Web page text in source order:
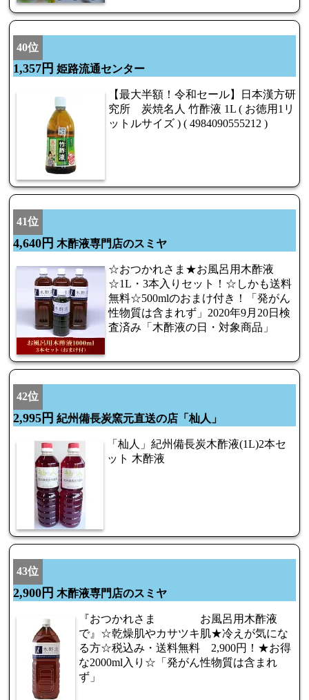
40位
1,357円 姫路流通センター
【最大半額！令和セール】日本漢方研
究所 炭焼名人 竹酢液 1L ( お徳用1リ
ットルサイズ ) ( 4984090555212 )
41位
4,640円 木酢液専門店のスミヤ
☆おつかれさま★お風呂用木酢液
☆1L・3本入りセット！☆しかも送料
無料☆500mlのおまけ付き！「発がん
性物質は含まれず」2020年9月20日検
査済み「木酢液の日・対象商品」
42位
2,995円 紀州備長炭窯元直送の店「杣人」
「杣人」紀州備長炭木酢液(1L)2本セ
ット 木酢液
43位
2,900円 木酢液専門店のスミヤ
『おつかれさま お風呂用木酢液
で』☆乾燥肌やカサツキ肌★冷えが気にな
る方☆税込み・送料無料 2,900円！★お得
な2000ml入り☆「発がん性物質は含まれ
ず」